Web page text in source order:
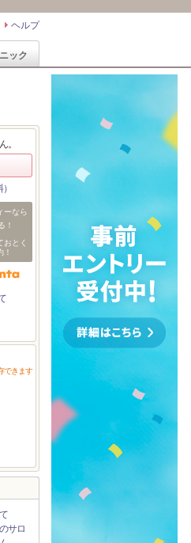
ヘルプ
ック
。
ーなら
！
おとく
！
できます
サロ